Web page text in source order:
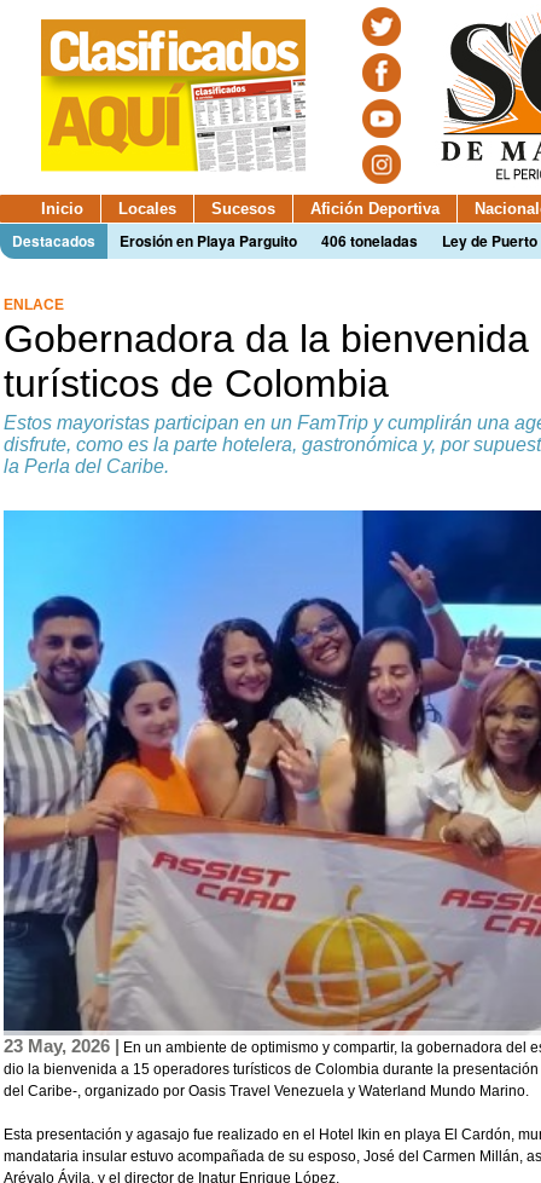
Inicio Locales Sucesos Afición Deportiva
Destacados Erosión en Playa Parguito 406 toneladas Ley de
ENLACE
Gobernadora da la
turísticos de Colombia
Estos mayoristas participan en un FamTrip y cumplirán una
disfrute, como es la parte hotelera, gastronómica y, por
la Perla del Caribe.
23 May, 2026 | En un ambiente de optimismo y compartir, la gobernadora del
dio la bienvenida a 15 operadores turísticos de Colombia durante la
del Caribe-, organizado por Oasis Travel Venezuela y Waterland Mundo Marino.
Esta presentación y agasajo fue realizado en el Hotel Ikin en playa El Cardón,
mandataria insular estuvo acompañada de su esposo, José del Carmen Millán,
Arévalo Ávila, y el director de Inatur Enrique López.